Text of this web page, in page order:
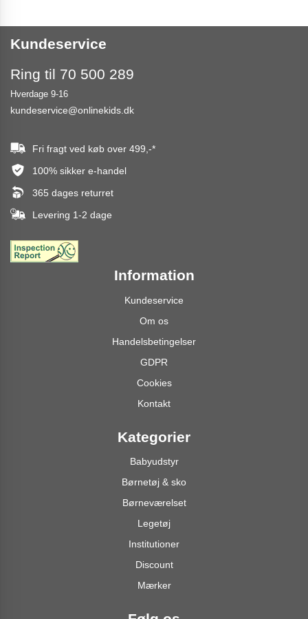
Kundeservice
Ring til 70 500 289
Hverdage 9-16
kundeservice@onlinekids.dk
Fri fragt ved køb over 499,-*
100% sikker e-handel
365 dages returret
Levering 1-2 dage
Information
Kundeservice
Om os
Handelsbetingelser
GDPR
Cookies
Kontakt
Kategorier
Babyudstyr
Børnetøj & sko
Børneværelset
Legetøj
Institutioner
Discount
Mærker